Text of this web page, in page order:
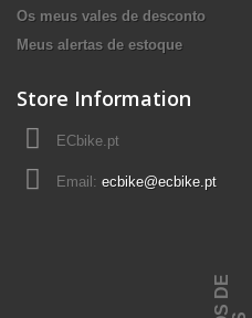
Os meus vales de desconto
Meus alertas de estoque
Store Information
ECbike.pt
Email: ecbike@ecbike.pt